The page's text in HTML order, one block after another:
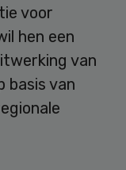
voor
hen een
van
basis van